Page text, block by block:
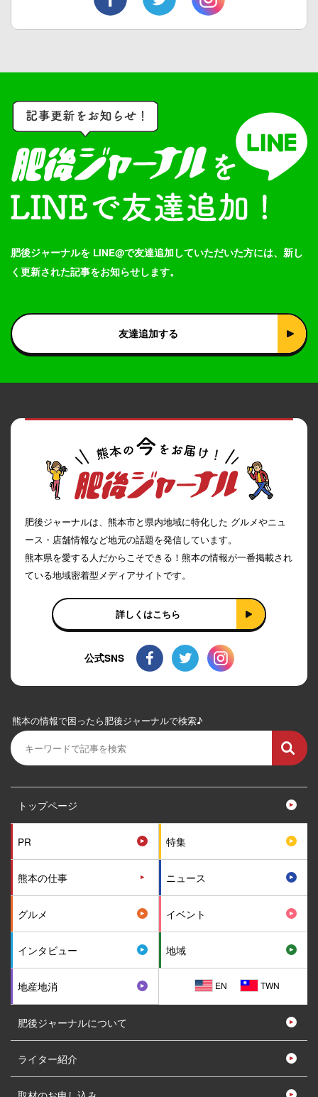
肥後ジャーナルを LINE@で友達追加していただいた方には、新し
く更新された記事をお知らせします。
友達追加する
肥後ジャーナルは、熊本市と県内地域に特化した グルメやニュ
ース・店舗情報など地元の話題を発信しています。
熊本県を愛する人だからこそできる！熊本の情報が一番掲載され
ている地域密着型メディアサイトです。
詳しくはこちら
公式SNS
熊本の情報で困ったら肥後ジャーナルで検索♪
トップページ
PR 特集
熊本の仕事 ニュース
グルメ イベント
インタビュー 地域
地産地消 EN TWN
肥後ジャーナルについて
ライター紹介